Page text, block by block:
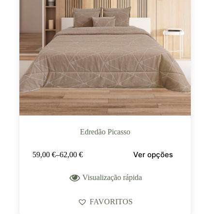
Edredão Picasso
59,00 €–62,00 € Ver opções
Visualização rápida
FAVORITOS